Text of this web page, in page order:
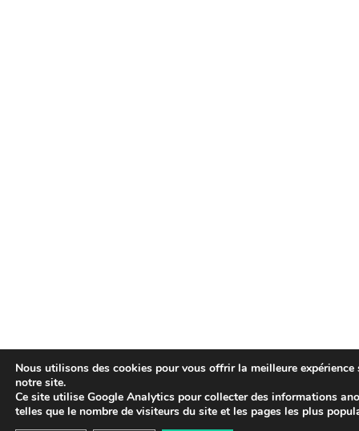
Nous utilisons des cookies pour vous offrir la meilleure expérience
notre site.
Ce site utilise Google Analytics pour collecter des informations
telles que le nombre de visiteurs du site et les pages les plus